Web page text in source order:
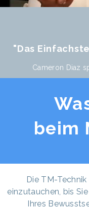
"Das
Cameron Diaz
beim
Die TM-
einzutauchen, bis
Ihres